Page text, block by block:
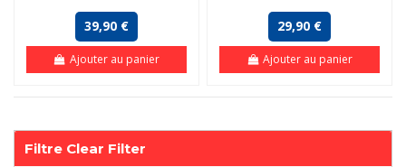
39,90 €
Ajouter au panier
29,90 €
Ajouter au panier
Filtre Clear Filter